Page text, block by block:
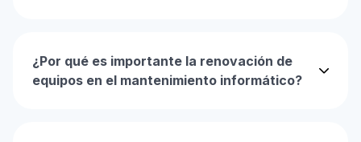
¿Por qué es importante la renovación de
equipos en el mantenimiento informático?